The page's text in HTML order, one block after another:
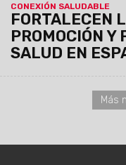
CONEXIÓN SALUDABLE
FORTALECEN
PROMOCIÓN Y
SALUD EN
Más